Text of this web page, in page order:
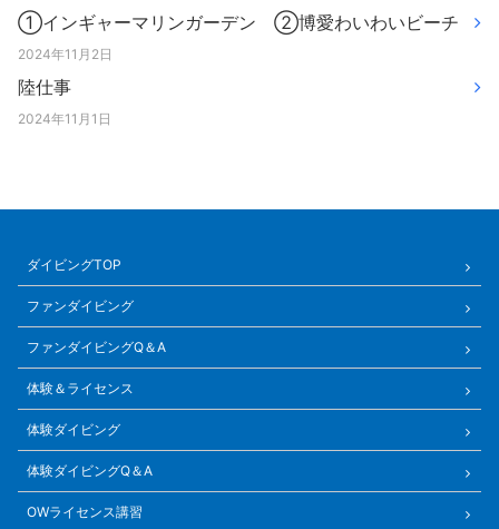
①インギャーマリンガーデン ②博愛わいわいビーチ
2024年11月2日
陸仕事
2024年11月1日
ダイビングTOP
ファンダイビング
ファンダイビングQ＆A
体験＆ライセンス
体験ダイビング
体験ダイビングQ＆A
OWライセンス講習